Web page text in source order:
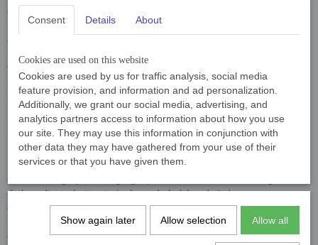
or water and then hang it off. Never keep a wet collar in a
plastic bag or bag, this is to promote the life of your material
and to prevent rusting of the steel ring and buckle. Seawater
tip is therefore to use an older collar especially for swimming
in the sea
BamBam Dogwear Dog Collar 3cm, Turquoise, Blue Neoprene Fabric
padded
Deze Dog Collar Turquoise, Blue Neoprene 3cm is voorzien van
een zeer degelijke, stevige gesp en een dikke sterke D-ring. Door
de breedte en het materiaal van de halsband zit deze erg
comfortabel en snoert deze de nek en lucthweg van uw hond niet
af. U kunt kiezen voor eenongevoerde of eenmet neopreen
gevoerdehalsband.
Consent Details About
Cookies are used on this website
Cookies are used by us for traffic analysis, social media
feature provision, and information and ad personalization.
Additionally, we grant our social media, advertising, and
analytics partners access to information about how you use
our site. They may use this information in conjunction with
other data they may have gathered from your use of their
services or that you have given them.
Show again later Allow selection Allow all